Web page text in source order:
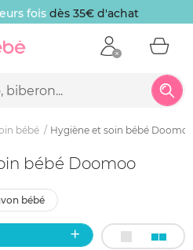
fois dès 35€ d'achat
bébé Hygiène et soin bébé
bébé Doomoo
bébé